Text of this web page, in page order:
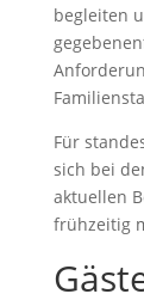
begleiten
Für
sich bei
aktuellen
frühzeitig